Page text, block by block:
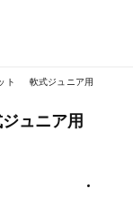
ト 軟式ジュニア用
ュニア用